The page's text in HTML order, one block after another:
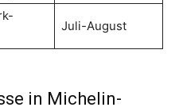
Juli-August
in Michelin-